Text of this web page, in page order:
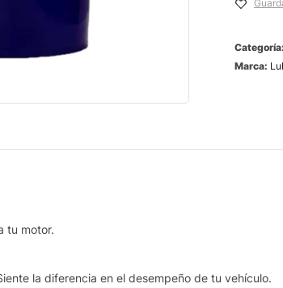
Categoría:
Marca:
tu motor.
la diferencia en el desempeño de tu vehículo.